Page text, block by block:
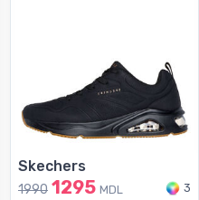
Skechers
1990 1295 MDL 3